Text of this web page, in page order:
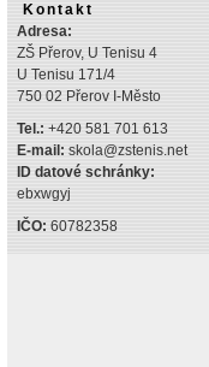
Kontakt
Adresa:
ZŠ Přerov, U Tenisu 4
U Tenisu 171/4
750 02 Přerov I-Město
Tel.: +420 581 701 613
E-mail: skola@zstenis.net
ID datové schránky:
ebxwgyj
IČO: 60782358